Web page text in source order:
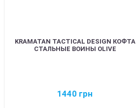
KRAMATAN TACTICAL DESIGN КОФТА
СТАЛЬНЫЕ ВОИНЫ OLIVE
1440 грн